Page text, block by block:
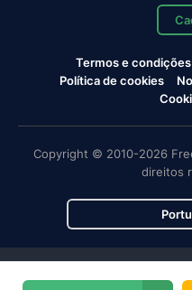
Termos e condições
Política de cookies
Copyright © 2010-2026
direitos